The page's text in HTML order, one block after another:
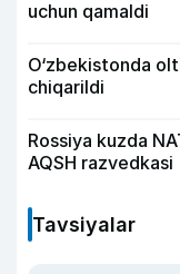
uchun qamaldi
O‘zbekistonda
chiqarildi
Rossiya kuzda
AQSH razvedkasi
Tavsiyalar